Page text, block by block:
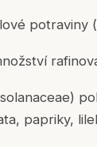
potraviny
papriky,